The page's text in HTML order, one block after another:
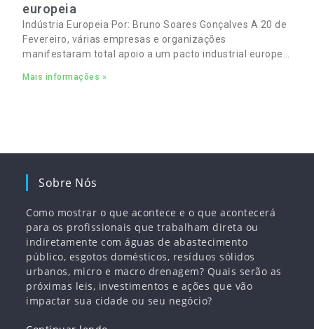
europeia
Indústria Europeia Por: Bruno Soares Gonçalves A 20 de
Fevereiro, várias empresas e organizações
manifestaram total apoio a um pacto industrial europeu
empregos
Mais informações »
Sobre Nós
Como mostrar o que acontece e o que acontecerá
para os profissionais que trabalham direta ou
indiretamente com águas de abastecimento
público, esgotos domésticos, resíduos sólidos
urbanos, micro e macro drenagem? Quais serão as
próximas leis, investimentos e ações que vão
impactar sua cidade ou seu negócio?